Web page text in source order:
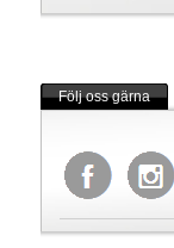
Följ oss gärna